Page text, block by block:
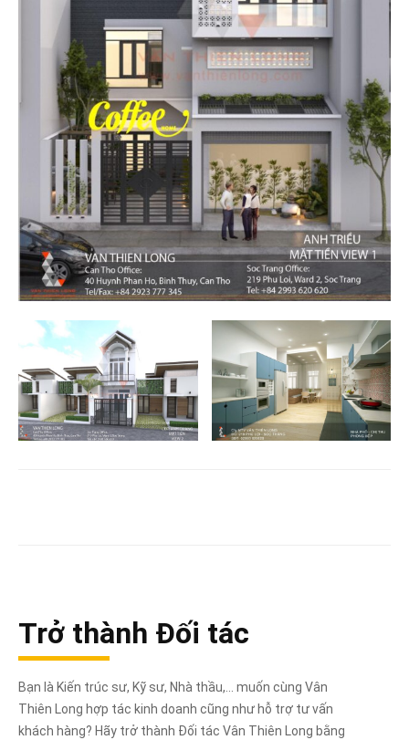
Trở thành Đối tác
Bạn là Kiến trúc sư, Kỹ sư, Nhà thầu,... muốn cùng Vân
Thiên Long hợp tác kinh doanh cũng như hỗ trợ tư vấn
khách hàng? Hãy trở thành Đối tác Vân Thiên Long bằng